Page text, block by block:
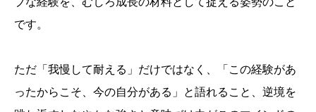
です。
ただ「我慢して耐える」だけではなく、「この経験があ
ったからこそ、今の自分がある」と語れること、逆境を